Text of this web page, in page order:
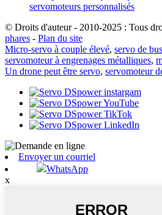
© Droits d'auteur - 2010-2025 : Tous
phares - Plan du site
Micro-servo à couple élevé, servo de
servomoteur à engrenages métalliques,
Un drone peut être servo, servomoteur
Envoyer un courriel
WhatsApp
x